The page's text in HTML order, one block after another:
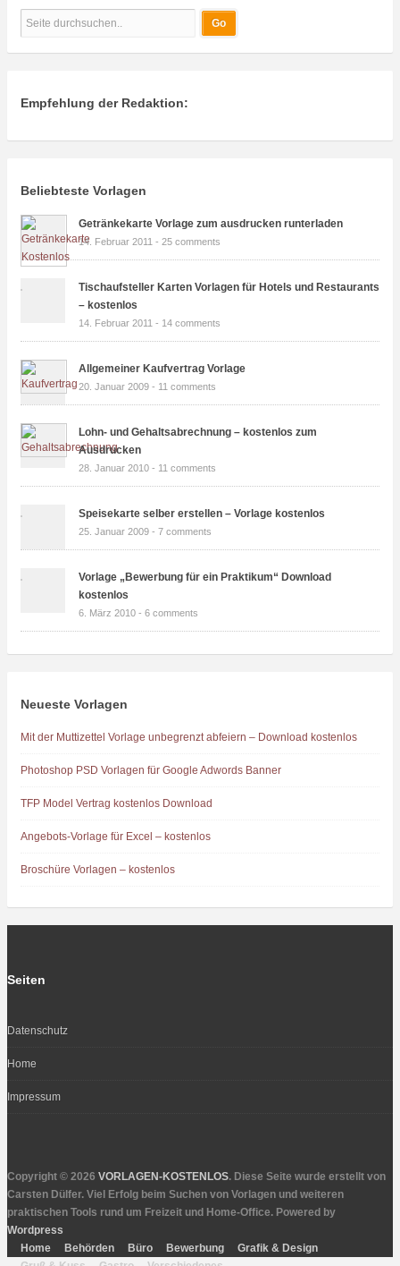
Empfehlung der Redaktion:
Beliebteste Vorlagen
Getränkekarte Vorlage zum ausdrucken runterladen
14. Februar 2011 - 25 comments
Tischaufsteller Karten Vorlagen für Hotels und Restaurants
– kostenlos
14. Februar 2011 - 14 comments
Allgemeiner Kaufvertrag Vorlage
20. Januar 2009 - 11 comments
Lohn- und Gehaltsabrechnung – kostenlos zum
Ausdrucken
28. Januar 2010 - 11 comments
Speisekarte selber erstellen – Vorlage kostenlos
25. Januar 2009 - 7 comments
Vorlage „Bewerbung für ein Praktikum“ Download
kostenlos
6. März 2010 - 6 comments
Neueste Vorlagen
Mit der Muttizettel Vorlage unbegrenzt abfeiern – Download kostenlos
Photoshop PSD Vorlagen für Google Adwords Banner
TFP Model Vertrag kostenlos Download
Angebots-Vorlage für Excel – kostenlos
Broschüre Vorlagen – kostenlos
Seiten
Datenschutz
Home
Impressum
Copyright © 2026 VORLAGEN-KOSTENLOS. Diese Seite wurde erstellt von
Carsten Dülfer. Viel Erfolg beim Suchen von Vorlagen und weiteren
praktischen Tools rund um Freizeit und Home-Office. Powered by
Wordpress
Home
Behörden Büro Bewerbung
Grafik & Design